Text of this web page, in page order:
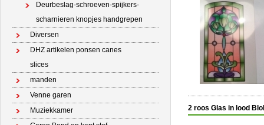
Deurbeslag-schroeven-spijkers-
scharnieren knopjes handgrepen
Diversen
DHZ artikelen ponsen canes
slices
manden
Venne garen
Muziekkamer
2 roos Glas in lood